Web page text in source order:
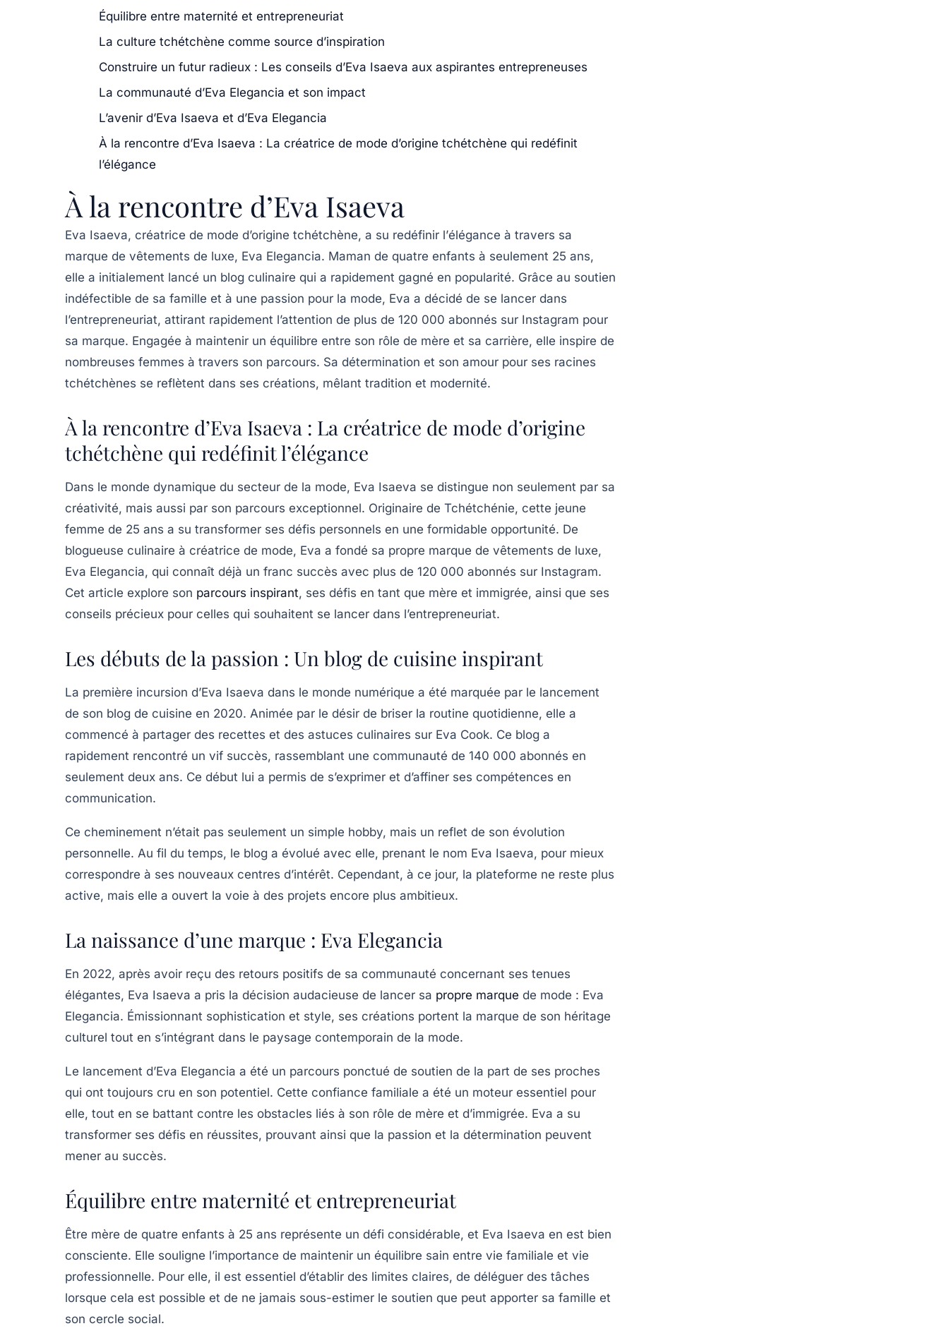
Équilibre entre maternité et entrepreneuriat
La culture tchétchène comme source d’inspiration
Construire un futur radieux : Les conseils d’Eva Isaeva aux aspirantes entrepreneuses
La communauté d’Eva Elegancia et son impact
L’avenir d’Eva Isaeva et d’Eva Elegancia
À la rencontre d’Eva Isaeva : La créatrice de mode d’origine tchétchène qui redéfinit
l’élégance
À la rencontre d’Eva Isaeva
Eva Isaeva, créatrice de mode d’origine tchétchène, a su redéfinir l’élégance à travers sa
marque de vêtements de luxe, Eva Elegancia. Maman de quatre enfants à seulement 25 ans,
elle a initialement lancé un blog culinaire qui a rapidement gagné en popularité. Grâce au soutien
indéfectible de sa famille et à une passion pour la mode, Eva a décidé de se lancer dans
l’entrepreneuriat, attirant rapidement l’attention de plus de 120 000 abonnés sur Instagram pour
sa marque. Engagée à maintenir un équilibre entre son rôle de mère et sa carrière, elle inspire de
nombreuses femmes à travers son parcours. Sa détermination et son amour pour ses racines
tchétchènes se reflètent dans ses créations, mêlant tradition et modernité.
À la rencontre d’Eva Isaeva : La créatrice de mode d’origine
tchétchène qui redéfinit l’élégance
Dans le monde dynamique du secteur de la mode, Eva Isaeva se distingue non seulement par sa
créativité, mais aussi par son parcours exceptionnel. Originaire de Tchétchénie, cette jeune
femme de 25 ans a su transformer ses défis personnels en une formidable opportunité. De
blogueuse culinaire à créatrice de mode, Eva a fondé sa propre marque de vêtements de luxe,
Eva Elegancia, qui connaît déjà un franc succès avec plus de 120 000 abonnés sur Instagram.
Cet article explore son parcours inspirant, ses défis en tant que mère et immigrée, ainsi que ses
conseils précieux pour celles qui souhaitent se lancer dans l’entrepreneuriat.
Les débuts de la passion : Un blog de cuisine inspirant
La première incursion d’Eva Isaeva dans le monde numérique a été marquée par le lancement
de son blog de cuisine en 2020. Animée par le désir de briser la routine quotidienne, elle a
commencé à partager des recettes et des astuces culinaires sur Eva Cook. Ce blog a
rapidement rencontré un vif succès, rassemblant une communauté de 140 000 abonnés en
seulement deux ans. Ce début lui a permis de s’exprimer et d’affiner ses compétences en
communication.
Ce cheminement n’était pas seulement un simple hobby, mais un reflet de son évolution
personnelle. Au fil du temps, le blog a évolué avec elle, prenant le nom Eva Isaeva, pour mieux
correspondre à ses nouveaux centres d’intérêt. Cependant, à ce jour, la plateforme ne reste plus
active, mais elle a ouvert la voie à des projets encore plus ambitieux.
La naissance d’une marque : Eva Elegancia
En 2022, après avoir reçu des retours positifs de sa communauté concernant ses tenues
élégantes, Eva Isaeva a pris la décision audacieuse de lancer sa propre marque de mode : Eva
Elegancia. Émissionnant sophistication et style, ses créations portent la marque de son héritage
culturel tout en s’intégrant dans le paysage contemporain de la mode.
Le lancement d’Eva Elegancia a été un parcours ponctué de soutien de la part de ses proches
qui ont toujours cru en son potentiel. Cette confiance familiale a été un moteur essentiel pour
elle, tout en se battant contre les obstacles liés à son rôle de mère et d’immigrée. Eva a su
transformer ses défis en réussites, prouvant ainsi que la passion et la détermination peuvent
mener au succès.
Équilibre entre maternité et entrepreneuriat
Être mère de quatre enfants à 25 ans représente un défi considérable, et Eva Isaeva en est bien
consciente. Elle souligne l’importance de maintenir un équilibre sain entre vie familiale et vie
professionnelle. Pour elle, il est essentiel d’établir des limites claires, de déléguer des tâches
lorsque cela est possible et de ne jamais sous-estimer le soutien que peut apporter sa famille et
son cercle social.